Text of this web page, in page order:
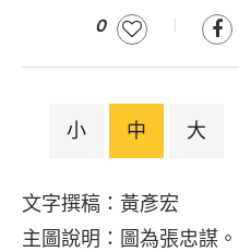
0
小 中 大
文字撰稿：黃彥宏
主圖說明：圖為張忠謀